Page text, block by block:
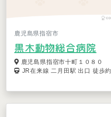
鹿児島県指宿市
黒木動物総合病院
鹿児島県指宿市十町１０８０
JR在来線 二月田駅 出口 徒歩